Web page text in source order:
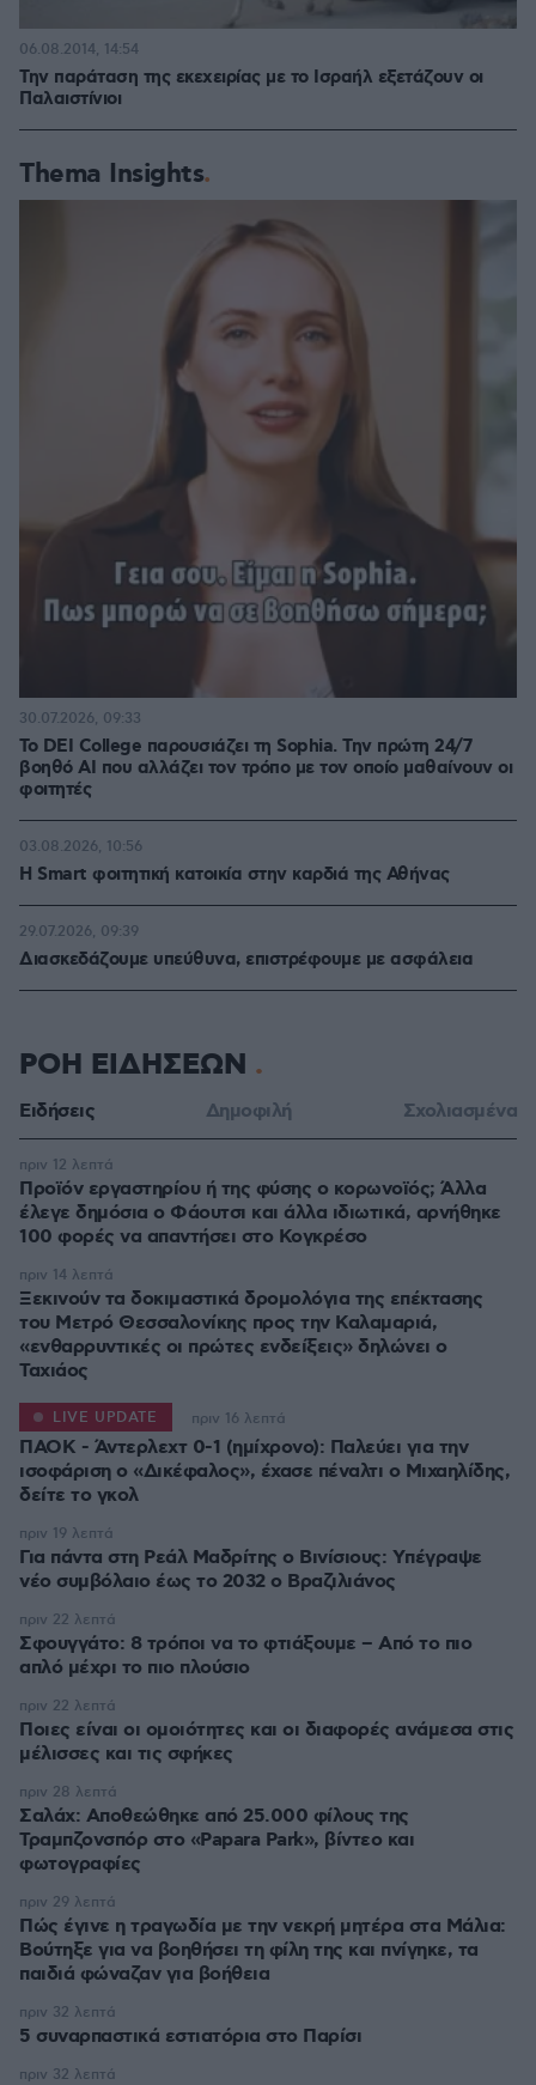
Την παράταση της εκεχειρίας με το Ισραήλ εξετάζουν οι
Παλαιστίνιοι
06.08.2014, 14:54
Thema Insights
Το DEI College παρουσιάζει τη Sophia. Την πρώτη 24/7
βοηθό AI που αλλάζει τον τρόπο με τον οποίο μαθαίνουν οι
φοιτητές
30.07.2026, 09:33
Η Smart φοιτητική κατοικία στην καρδιά της Αθήνας
03.08.2026, 10:56
Διασκεδάζουμε υπεύθυνα, επιστρέφουμε με ασφάλεια
29.07.2026, 09:39
ΡΟΗ ΕΙΔΗΣΕΩΝ
Ειδήσεις Δημοφιλή Σχολιασμένα
Προϊόν εργαστηρίου ή της φύσης ο κορωνοϊός; Άλλα
έλεγε δημόσια ο Φάουτσι και άλλα ιδιωτικά, αρνήθηκε
100 φορές να απαντήσει στο Κογκρέσο
πριν 12 λεπτά
Ξεκινούν τα δοκιμαστικά δρομολόγια της επέκτασης
του Μετρό Θεσσαλονίκης προς την Καλαμαριά,
«ενθαρρυντικές οι πρώτες ενδείξεις» δηλώνει ο
Ταχιάος
πριν 14 λεπτά
ΠΑΟΚ - Άντερλεχτ 0-1 (ημίχρονο): Παλεύει για την
ισοφάριση ο «Δικέφαλος», έχασε πέναλτι ο Μιχαηλίδης,
LIVE UPDATE πριν 16 λεπτά
Για πάντα στη Ρεάλ Μαδρίτης ο Βινίσιους: Yπέγραψε
νέο συμβόλαιο έως το 2032 ο Βραζιλιάνος
πριν 19 λεπτά
Σφουγγάτο: 8 τρόποι να το φτιάξουμε – Από το πιο
απλό μέχρι το πιο πλούσιο
πριν 22 λεπτά
Ποιες είναι οι ομοιότητες και οι διαφορές ανάμεσα στις
μέλισσες και τις σφήκες
πριν 22 λεπτά
Σαλάχ: Αποθεώθηκε από 25.000 φίλους της
Τραμπζονσπόρ στο «Papara Park», βίντεο και
φωτογραφίες
πριν 28 λεπτά
Πώς έγινε η τραγωδία με την νεκρή μητέρα στα Μάλια:
Βούτηξε για να βοηθήσει τη φίλη της και πνίγηκε, τα
παιδιά φώναζαν για βοήθεια
πριν 29 λεπτά
5 συναρπαστικά εστιατόρια στο Παρίσι
πριν 32 λεπτά
πριν 32 λεπτά